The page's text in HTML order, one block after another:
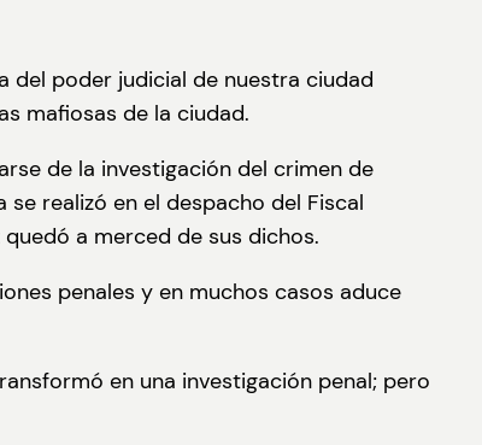
del poder judicial de nuestra ciudad
mafiosas de la ciudad.
de la investigación del crimen de
realizó en el despacho del Fiscal
a merced de sus dichos.
penales y en muchos casos aduce
en una investigación penal; pero